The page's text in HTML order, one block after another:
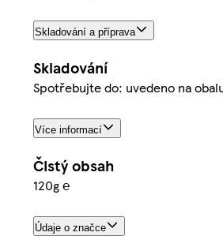
Skladování a příprava
Skladování
Spotřebujte do: uvedeno na
Více informací
Čistý obsah
120g ℮
Údaje o značce